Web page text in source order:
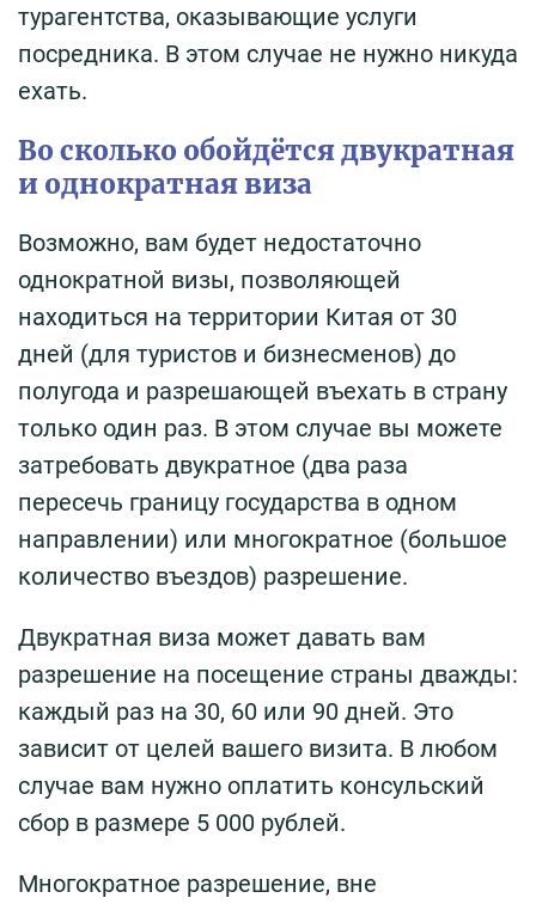
турагентства, оказывающие услуги
посредника. В этом случае не нужно никуда
ехать.
Во сколько обойдётся двукратная
и однократная виза
Возможно, вам будет недостаточно
однократной визы, позволяющей
находиться на территории Китая от 30
дней (для туристов и бизнесменов) до
полугода и разрешающей въехать в страну
только один раз. В этом случае вы можете
затребовать двукратное (два раза
пересечь границу государства в одном
направлении) или многократное (большое
количество въездов) разрешение.
Двукратная виза может давать вам
разрешение на посещение страны дважды:
каждый раз на 30, 60 или 90 дней. Это
зависит от целей вашего визита. В любом
случае вам нужно оплатить консульский
сбор в размере 5 000 рублей.
Многократное разрешение, вне